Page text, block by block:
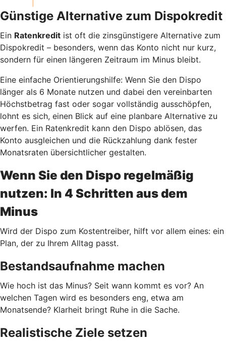
Günstige Alternative zum Dispokredit
Ein Ratenkredit ist oft die zinsgünstigere Alternative zum
Dispokredit – besonders, wenn das Konto nicht nur kurz,
sondern für einen längeren Zeitraum im Minus bleibt.
Eine einfache Orientierungshilfe: Wenn Sie den Dispo
länger als 6 Monate nutzen und dabei den vereinbarten
Höchstbetrag fast oder sogar vollständig ausschöpfen,
lohnt es sich, einen Blick auf eine planbare Alternative zu
werfen. Ein Ratenkredit kann den Dispo ablösen, das
Konto ausgleichen und die Rückzahlung dank fester
Monatsraten übersichtlicher gestalten.
Wenn Sie den Dispo regelmäßig
nutzen: In 4 Schritten aus dem
Minus
Wird der Dispo zum Kostentreiber, hilft vor allem eines: ein
Plan, der zu Ihrem Alltag passt.
Bestandsaufnahme machen
Wie hoch ist das Minus? Seit wann kommt es vor? An
welchen Tagen wird es besonders eng, etwa am
Monatsende? Klarheit bringt Ruhe in die Sache.
Realistische Ziele setzen